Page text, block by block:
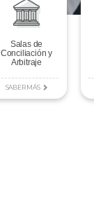
Salas de
Conciliación y
Arbitraje
SABER MÁS